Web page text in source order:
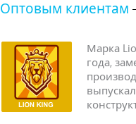
Оптовым клиентам
Марка
года,